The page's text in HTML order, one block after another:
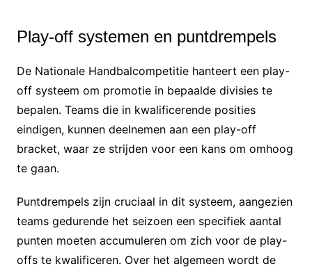
Play-off systemen en puntdrempels
De Nationale Handbalcompetitie hanteert een play-
off systeem om promotie in bepaalde divisies te
bepalen. Teams die in kwalificerende posities
eindigen, kunnen deelnemen aan een play-off
bracket, waar ze strijden voor een kans om omhoog
te gaan.
Puntdrempels zijn cruciaal in dit systeem, aangezien
teams gedurende het seizoen een specifiek aantal
punten moeten accumuleren om zich voor de play-
offs te kwalificeren. Over het algemeen wordt de